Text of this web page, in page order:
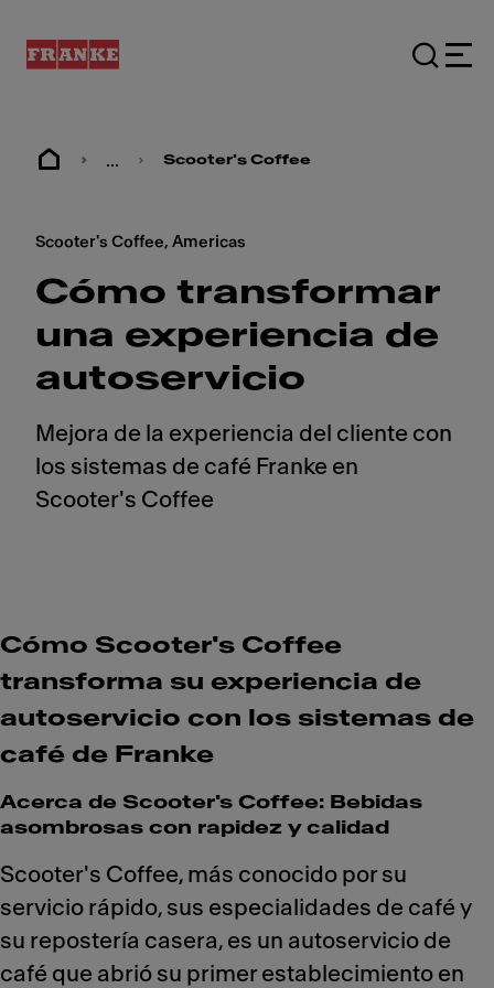
... Scooter's Coffee
Scooter's Coffee, Americas
Cómo transformar
una experiencia de
autoservicio
Mejora de la experiencia del cliente con
los sistemas de café Franke en
Scooter's Coffee
Cómo Scooter's Coffee
transforma su experiencia de
autoservicio con los sistemas de
café de Franke
Acerca de Scooter's Coffee: Bebidas
asombrosas con rapidez y calidad
Scooter's Coffee, más conocido por su
servicio rápido, sus especialidades de café y
su repostería casera, es un autoservicio de
café que abrió su primer establecimiento en